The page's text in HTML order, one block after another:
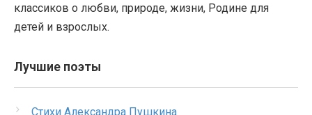
классиков о любви, природе, жизни, Родине для
детей и взрослых.
Лучшие поэты
Стихи Александра Пушкина